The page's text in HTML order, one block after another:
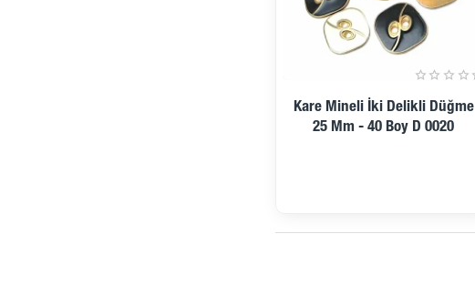
Ön Sipariş
Kare Mineli İki Delikli Düğme
25 Mm - 40 Boy D 0020